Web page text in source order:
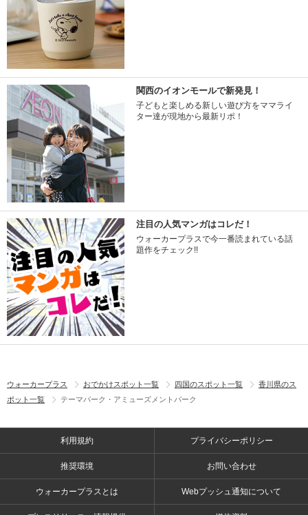
関西のイオンモールで新発見！
子どもと楽しめる新しい遊び方をママライ
ター達が現地から最新リポ！
注目の人気マンガはコレだ！
ウォーカープラスで今一番読まれている話
題作をチェック!!
ウォーカープラス おでかけスポット一覧 四国のスポット一覧
香川県のス
ポット一覧
テーマパーク・アミューズメントパーク
利用規約 プライバシーポリシー
推奨環境 お問い合わせ
ウォーカープラスとは Webプッシュ通知について